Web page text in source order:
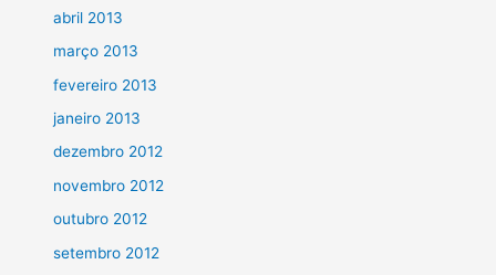
abril 2013
março 2013
fevereiro 2013
janeiro 2013
dezembro 2012
novembro 2012
outubro 2012
setembro 2012